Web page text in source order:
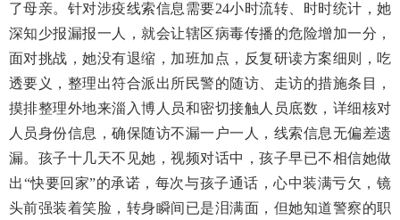
了母亲。针对涉疫线索信息需要24小时流转、时时统计，她
深知少报漏报一人，就会让辖区病毒传播的危险增加一分，
面对挑战，她没有退缩，加班加点，反复研读方案细则，吃
透要义，整理出符合派出所民警的随访、走访的措施条目，
摸排整理外地来淄入博人员和密切接触人员底数，详细核对
人员身份信息，确保随访不漏一户一人，线索信息无偏差遗
漏。孩子十几天不见她，视频对话中，孩子早已不相信她做
出“快要回家”的承诺，每次与孩子通话，心中装满亏欠，镜
头前强装着笑脸，转身瞬间已是泪满面，但她知道警察的职